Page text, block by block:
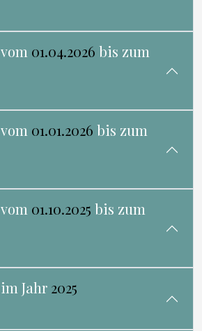
vom 01.04.2026 bis zum
vom 01.01.2026 bis zum
vom 01.10.2025 bis zum
im Jahr 2025